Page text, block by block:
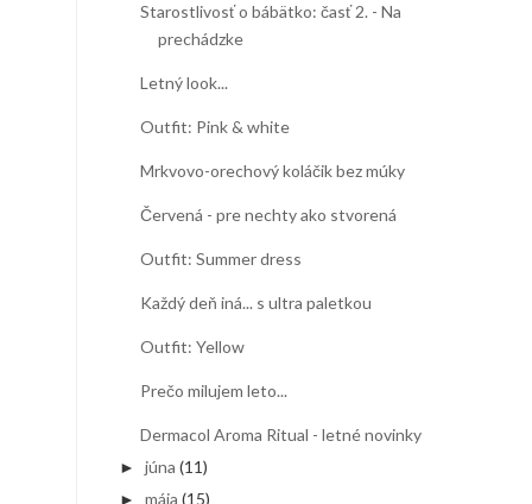
Starostlivosť o bábätko: časť 2. - Na
prechádzke
Letný look...
Outfit: Pink & white
Mrkvovo-orechový koláčik bez múky
Červená - pre nechty ako stvorená
Outfit: Summer dress
Každý deň iná... s ultra paletkou
Outfit: Yellow
Prečo milujem leto...
Dermacol Aroma Ritual - letné novinky
► júna (11)
► mája (15)